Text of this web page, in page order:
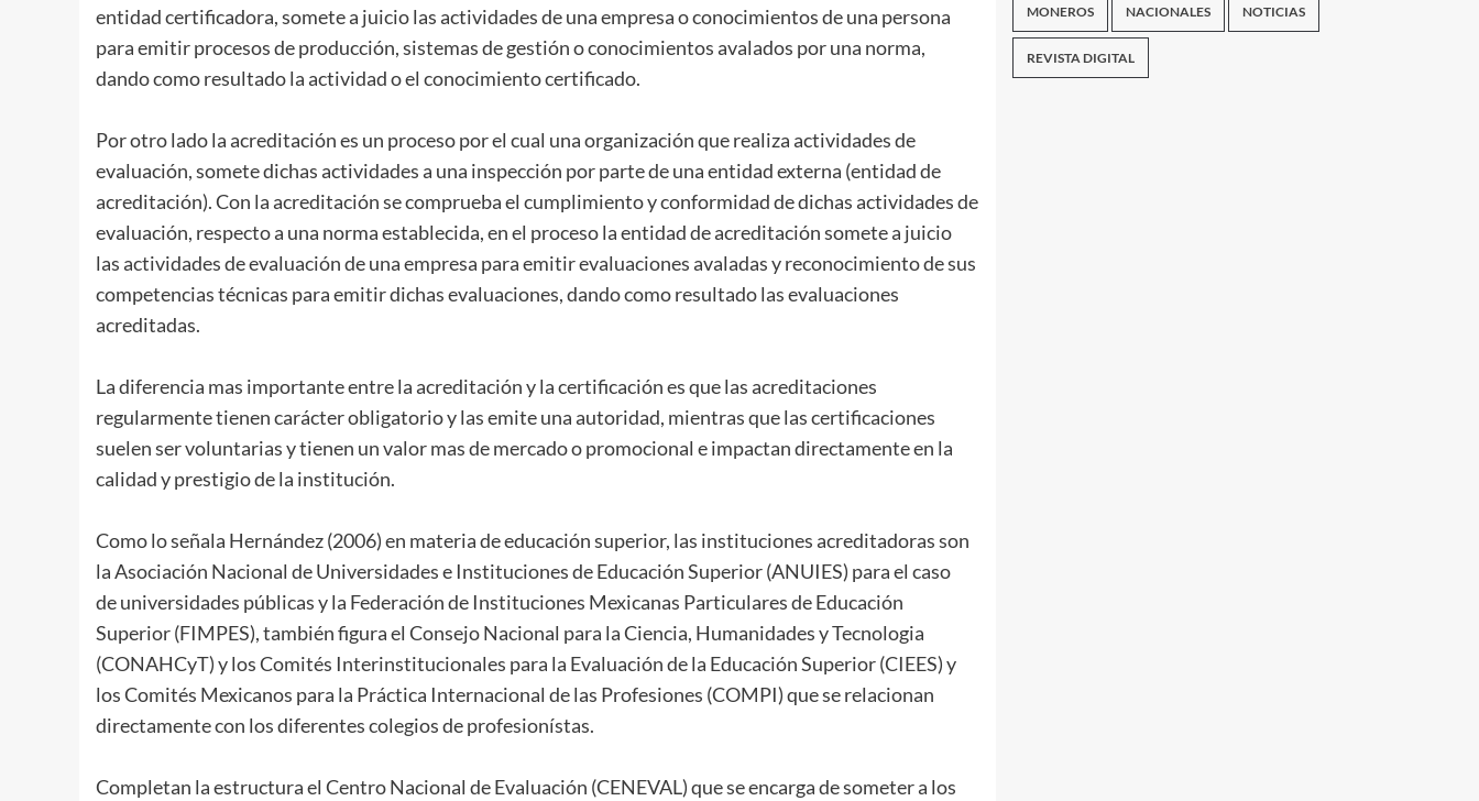
entidad certificadora, somete a juicio las actividades de una empresa o conocimientos de una persona
para emitir procesos de producción, sistemas de gestión o conocimientos avalados por una norma,
dando como resultado la actividad o el conocimiento certificado.
Por otro lado la acreditación es un proceso por el cual una organización que realiza actividades de
evaluación, somete dichas actividades a una inspección por parte de una entidad externa (entidad de
acreditación). Con la acreditación se comprueba el cumplimiento y conformidad de dichas actividades de
evaluación, respecto a una norma establecida, en el proceso la entidad de acreditación somete a juicio
las actividades de evaluación de una empresa para emitir evaluaciones avaladas y reconocimiento de sus
competencias técnicas para emitir dichas evaluaciones, dando como resultado las evaluaciones
acreditadas.
La diferencia mas importante entre la acreditación y la certificación es que las acreditaciones
regularmente tienen carácter obligatorio y las emite una autoridad, mientras que las certificaciones
suelen ser voluntarias y tienen un valor mas de mercado o promocional e impactan directamente en la
calidad y prestigio de la institución.
Como lo señala Hernández (2006) en materia de educación superior, las instituciones acreditadoras son
la Asociación Nacional de Universidades e Instituciones de Educación Superior (ANUIES) para el caso
de universidades públicas y la Federación de Instituciones Mexicanas Particulares de Educación
Superior (FIMPES), también figura el Consejo Nacional para la Ciencia, Humanidades y Tecnologia
(CONAHCyT) y los Comités Interinstitucionales para la Evaluación de la Educación Superior (CIEES) y
los Comités Mexicanos para la Práctica Internacional de las Profesiones (COMPI) que se relacionan
directamente con los diferentes colegios de profesionístas.
Completan la estructura el Centro Nacional de Evaluación (CENEVAL) que se encarga de someter a los
MONEROS NACIONALES NOTICIAS
REVISTA DIGITAL